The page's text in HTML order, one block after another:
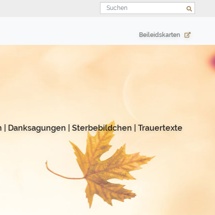
Suchen
Beileidskarten
Danksagungen Sterbebildchen Trauertexte